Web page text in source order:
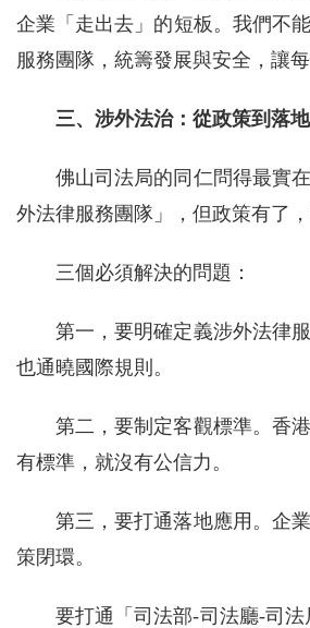
企業「走出去」的短板。我們不
服務團隊，統籌發展與安全，讓
三、涉外法治：從政策到落地
佛山司法局的同仁問得最實
外法律服務團隊」，但政策有了
三個必須解決的問題：
第一，要明確定義涉外法律
也通曉國際規則。
第二，要制定客觀標準。香
有標準，就沒有公信力。
第三，要打通落地應用。企
策閉環。
要打通「司法部-司法廳-司